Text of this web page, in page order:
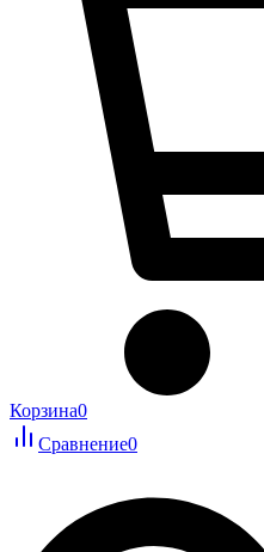
Корзина0
Сравнение0